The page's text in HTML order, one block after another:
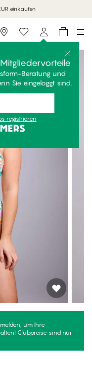
einkaufen
Storefinder
Beratung und
Sie eingeloggt sind.
registrieren
um Ihre
Clubpreise sind nur